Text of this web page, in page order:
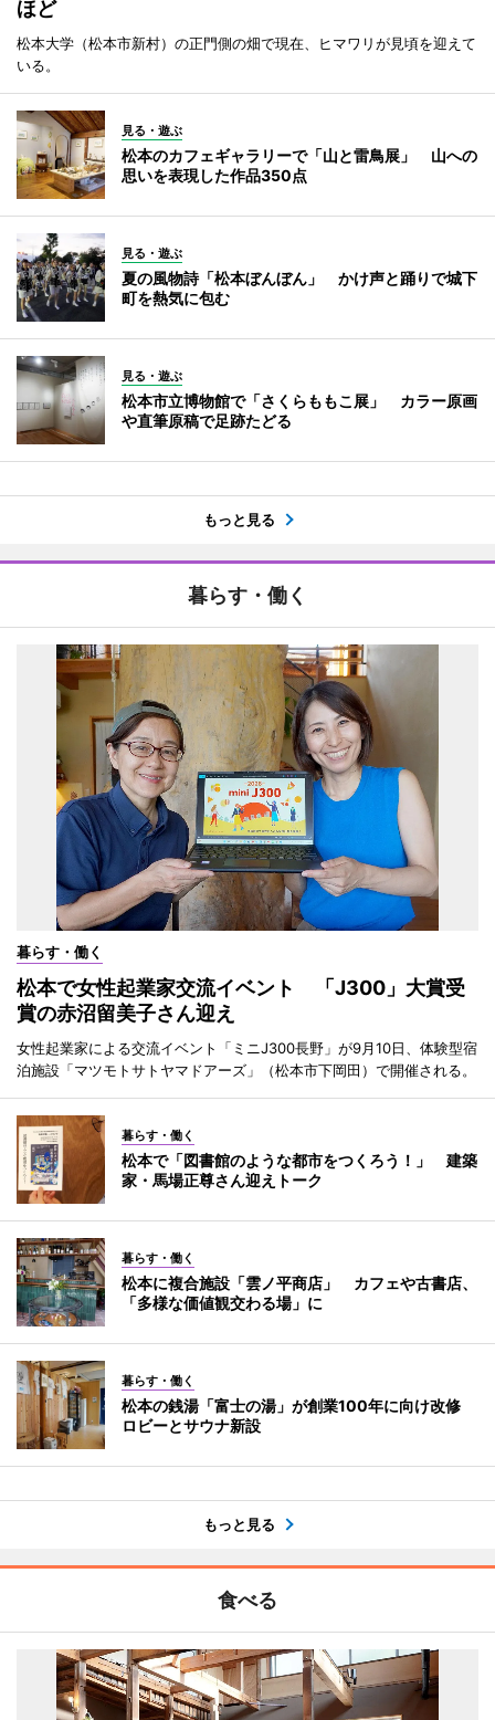
ほど
松本大学（松本市新村）の正門側の畑で現在、ヒマワリが見頃を迎えて
いる。
見る・遊ぶ
松本のカフェギャラリーで「山と雷鳥展」 山への
思いを表現した作品350点
見る・遊ぶ
夏の風物詩「松本ぼんぼん」 かけ声と踊りで城下
町を熱気に包む
見る・遊ぶ
松本市立博物館で「さくらももこ展」 カラー原画
や直筆原稿で足跡たどる
もっと見る
暮らす・働く
暮らす・働く
松本で女性起業家交流イベント 「J300」大賞受
賞の赤沼留美子さん迎え
女性起業家による交流イベント「ミニJ300長野」が9月10日、体験型宿
泊施設「マツモトサトヤマドアーズ」（松本市下岡田）で開催される。
暮らす・働く
松本で「図書館のような都市をつくろう！」 建築
家・馬場正尊さん迎えトーク
暮らす・働く
松本に複合施設「雲ノ平商店」 カフェや古書店、
「多様な価値観交わる場」に
暮らす・働く
松本の銭湯「富士の湯」が創業100年に向け改修
ロビーとサウナ新設
もっと見る
食べる